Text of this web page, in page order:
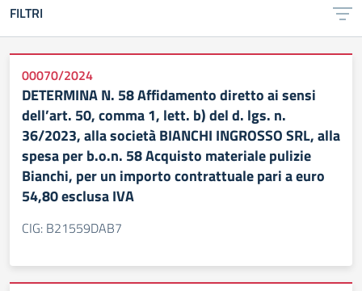
FILTRI
00070/2024
DETERMINA N. 58 Affidamento diretto ai sensi
dell’art. 50, comma 1, lett. b) del d. lgs. n.
36/2023, alla società BIANCHI INGROSSO SRL, alla
spesa per b.o.n. 58 Acquisto materiale pulizie
Bianchi, per un importo contrattuale pari a euro
54,80 esclusa IVA
CIG: B21559DAB7